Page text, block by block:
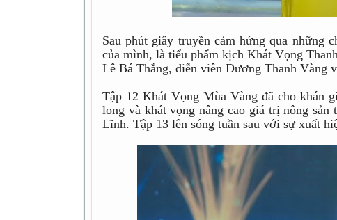
Sau phút giây truyền cảm hứng qua những
của mình, là tiểu phẩm kịch Khát Vọng
Lê Bá Thắng, diễn viên Dương Thanh Vàng
Tập 12 Khát Vọng Mùa Vàng đã cho khán
long và khát vọng nâng cao giá trị nông
Lĩnh. Tập 13 lên sóng tuần sau với sự xuất